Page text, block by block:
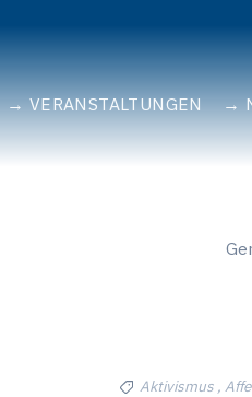
VERANSTALTUNGEN
Aktivismus ,